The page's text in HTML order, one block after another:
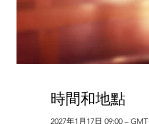
時間和地點
2027年1月17日 09:00 –